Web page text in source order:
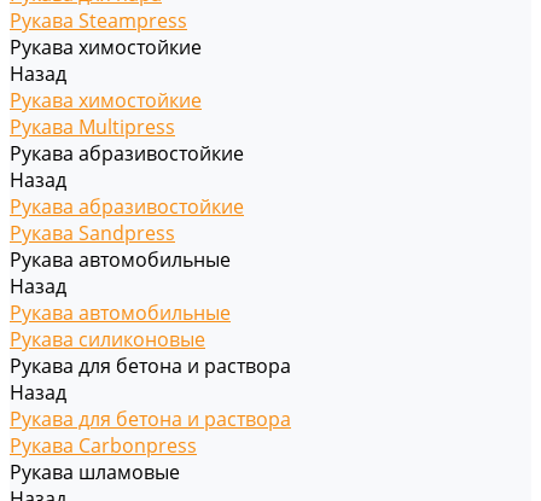
Рукава Steampress
Рукава химостойкие
Назад
Рукава химостойкие
Рукава Multipress
Рукава абразивостойкие
Назад
Рукава абразивостойкие
Рукава Sandpress
Рукава автомобильные
Назад
Рукава автомобильные
Рукава силиконовые
Рукава для бетона и раствора
Назад
Рукава для бетона и раствора
Рукава Carbonpress
Рукава шламовые